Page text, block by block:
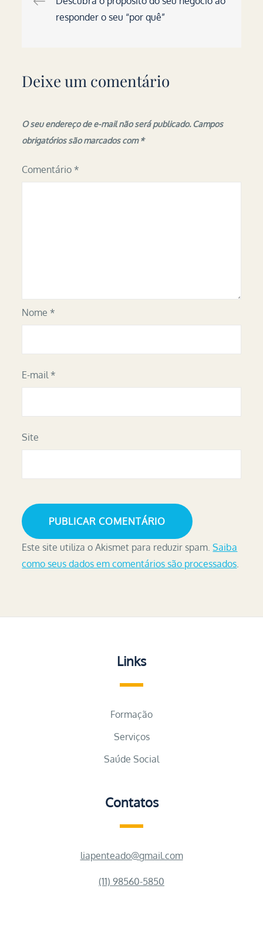
Navegação
Post
responder o seu “por quê”
Deixe um comentário
O seu endereço de e-mail não será publicado. Campos
obrigatórios são marcados com*
Comentário *
Nome *
E-mail *
Site
Este site utiliza o Akismet para reduzir spam.Saiba
como seus dados em comentários são processados.
Links
Formação
Serviços
Saúde Social
Contatos
liapenteado@gmail.com
(11) 98560-5850